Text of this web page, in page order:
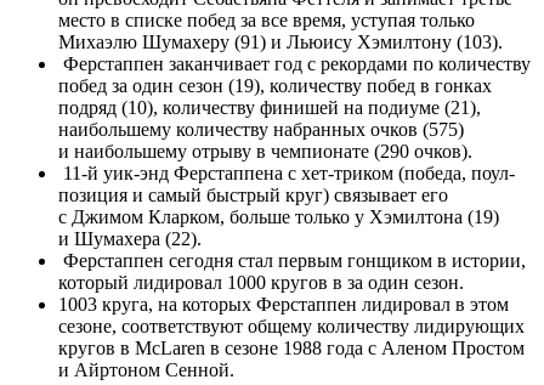
место в списке побед за все время, уступая только
Михаэлю Шумахеру (91) и Льюису Хэмилтону (103).
Ферстаппен заканчивает год с рекордами по количеству
побед за один сезон (19), количеству побед в гонках
подряд (10), количеству финишей на подиуме (21),
наибольшему количеству набранных очков (575)
и наибольшему отрыву в чемпионате (290 очков).
11-й уик-энд Ферстаппена с хет-триком (победа, поул-
позиция и самый быстрый круг) связывает его
с Джимом Кларком, больше только у Хэмилтона (19)
и Шумахера (22).
Ферстаппен сегодня стал первым гонщиком в истории,
который лидировал 1000 кругов в за один сезон.
1003 круга, на которых Ферстаппен лидировал в этом
сезоне, соответствуют общему количеству лидирующих
кругов в McLaren в сезоне 1988 года с Аленом Простом
и Айртоном Сенной.